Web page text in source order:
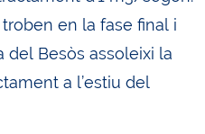
en la fase final i
del Besòs assoleixi la
a l’estiu del